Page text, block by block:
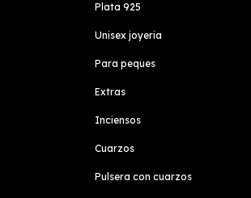
Plata 925
Unisex joyeria
Para peques
Extras
Inciensos
Cuarzos
Pulsera con cuarzos